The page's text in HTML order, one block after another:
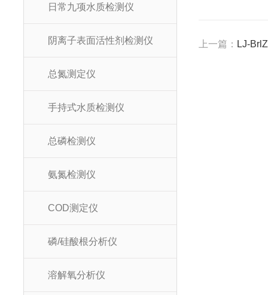
日常九项水质检测仪
阴离子表面活性剂检测仪
总氮测定仪
手持式水质检测仪
总磷检测仪
氨氮检测仪
COD测定仪
磷/硅酸根分析仪
溶解氧分析仪
上一篇： LJ-